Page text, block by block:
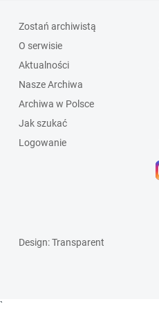
Zostań archiwistą
O serwisie
Aktualności
Nasze Archiwa
Archiwa w Polsce
Jak szukać
Logowanie
Design: Transparent
`